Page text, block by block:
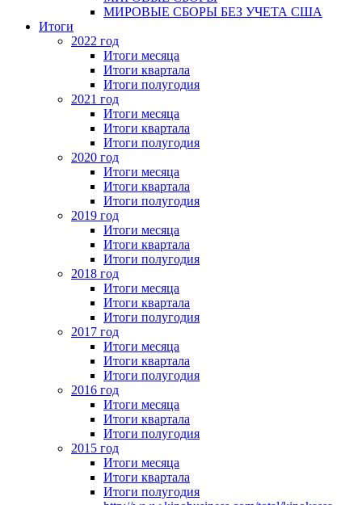
МИРОВЫЕ СБОРЫ БЕЗ УЧЕТА США
Итоги
2022 год
Итоги месяца
Итоги квартала
Итоги полугодия
2021 год
Итоги месяца
Итоги квартала
Итоги полугодия
2020 год
Итоги месяца
Итоги квартала
Итоги полугодия
2019 год
Итоги месяца
Итоги квартала
Итоги полугодия
2018 год
Итоги месяца
Итоги квартала
Итоги полугодия
2017 год
Итоги месяца
Итоги квартала
Итоги полугодия
2016 год
Итоги месяца
Итоги квартала
Итоги полугодия
2015 год
Итоги месяца
Итоги квартала
Итоги полугодия